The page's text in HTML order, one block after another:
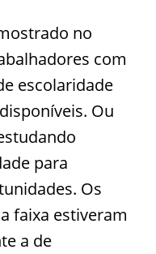
no
com
escolaridade
Ou
para
Os
faixa estiveram
a de